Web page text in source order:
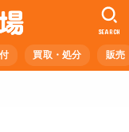
買取・処分 販売
SEARCH